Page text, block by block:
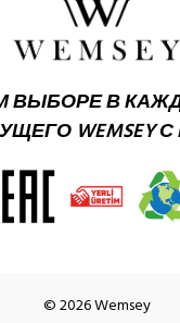
ВЫБОРЕ В
WEMSEY
© 2026 Wemsey